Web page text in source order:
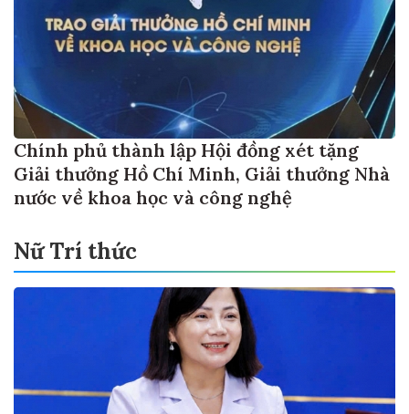
Chính phủ thành lập Hội đồng xét tặng
Giải thưởng Hồ Chí Minh, Giải thưởng Nhà
nước về khoa học và công nghệ
Nữ Trí thức